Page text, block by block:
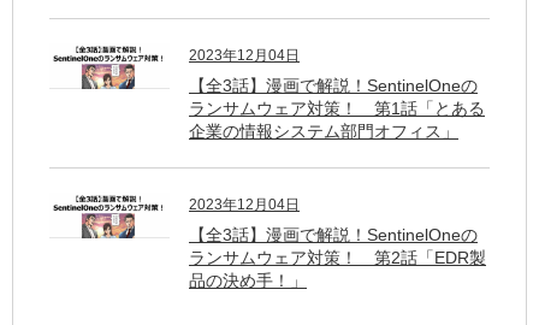
2023年12月04日
【全3話】漫画で解説！SentinelOneの
ランサムウェア対策！ 第1話「とある
企業の情報システム部門オフィス」
2023年12月04日
【全3話】漫画で解説！SentinelOneの
ランサムウェア対策！ 第2話「EDR製
品の決め手！」